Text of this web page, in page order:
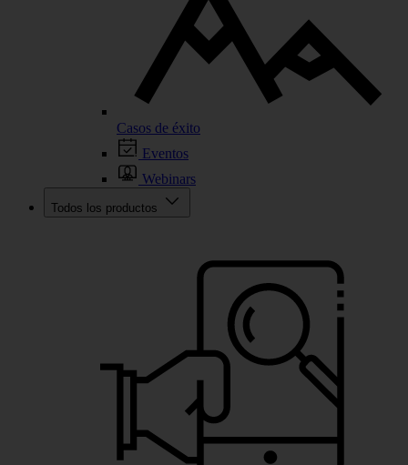
Casos de éxito
Eventos
Webinars
Todos los productos